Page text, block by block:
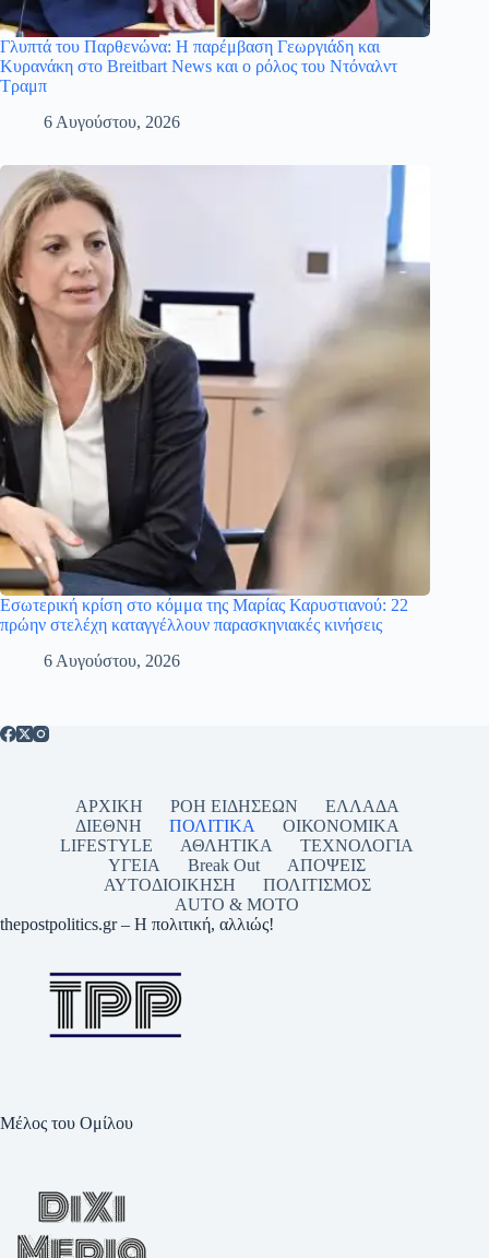
Γλυπτά του Παρθενώνα: Η παρέμβαση Γεωργιάδη και
Κυρανάκη στο Breitbart News και ο ρόλος του Ντόναλντ
Τραμπ
6 Αυγούστου, 2026
Εσωτερική κρίση στο κόμμα της Μαρίας Καρυστιανού: 22
πρώην στελέχη καταγγέλλουν παρασκηνιακές κινήσεις
6 Αυγούστου, 2026
ΑΡΧΙΚΗ ΡΟΗ ΕΙΔΗΣΕΩΝ
ΕΛΛΑΔΑ
ΔΙΕΘΝΗ
ΠΟΛΙΤΙΚΑ
ΟΙΚΟΝΟΜΙΚΑ
LIFESTYLE
ΑΘΛΗΤΙΚΑ
ΤΕΧΝΟΛΟΓΙΑ
ΥΓΕΙΑ
Break Out
ΑΠΟΨΕΙΣ
ΑΥΤΟΔΙΟΙΚΗΣΗ
ΠΟΛΙΤΙΣΜΟΣ
AUTO & MOTO
thepostpolitics.gr – Η πολιτική, αλλιώς!
Μέλος του Ομίλου